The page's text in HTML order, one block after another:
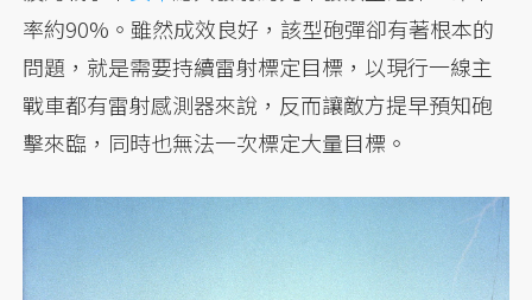
率約90%。雖然成效良好，該型砲彈卻有著根本的
問題，就是需要持續雷射標定目標，以現行一線主
戰車都有雷射感測器來說，反而讓敵方提早預知砲
擊來臨，同時也無法一次標定大量目標。